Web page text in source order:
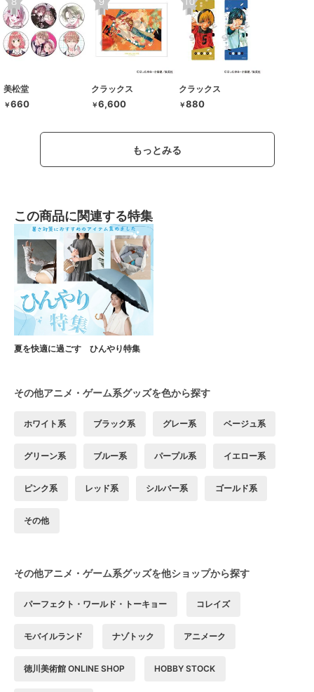
美松堂
￥660
クラックス
￥6,600
クラックス
￥880
もっとみる
この商品に関連する特集
夏を快適に過ごす ひんやり特集
その他アニメ・ゲーム系グッズを色から探す
ホワイト系 ブラック系 グレー系 ベージュ系
グリーン系 ブルー系 パープル系 イエロー系
ピンク系 レッド系 シルバー系 ゴールド系
その他
その他アニメ・ゲーム系グッズを他ショップから探す
パーフェクト・ワールド・トーキョー コレイズ
モバイルランド ナゾトック アニメーク
徳川美術館 ONLINE SHOP HOBBY STOCK